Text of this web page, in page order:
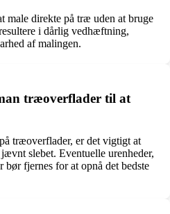
male direkte på træ uden at bruge
i dårlig vedhæftning,
af malingen.
træoverflader til at
træoverflader, er det vigtigt at
slebet. Eventuelle urenheder,
bør fjernes for at opnå det bedste